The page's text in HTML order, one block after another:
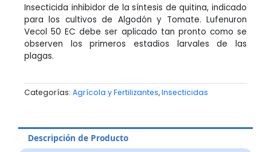
Insecticida inhibidor de la síntesis de quitina, indicado
para los cultivos de Algodón y Tomate. Lufenuron
Vecol 50 EC debe ser aplicado tan pronto como se
observen los primeros estadios larvales de las
plagas.
Categorías: Agrícola y Fertilizantes,Insecticidas
Descripción de Producto